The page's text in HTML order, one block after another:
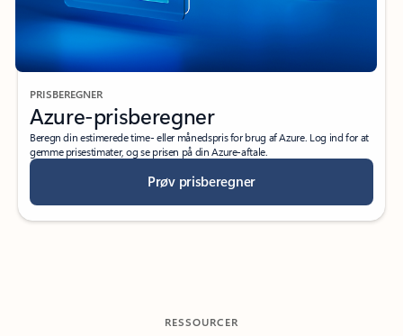
PRISBEREGNER
Azure-prisberegner
Beregn din estimerede time- eller månedspris for brug af Azure. Log ind for at
gemme prisestimater, og se prisen på din Azure-aftale.
Prøv prisberegner
RESSOURCER